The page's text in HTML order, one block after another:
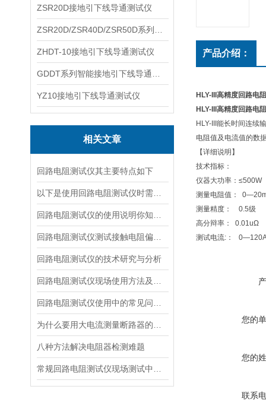
ZSR20D接地引下线导通测试仪
ZHDT-10接地引下线导通测试仪
YZ10接地引下线导通测试仪
相关文章
回路电阻测试仪其主要特点如下
回路电阻测试仪的技术研究与分析
八种方法解决电阻器检测难题
产品介绍：
HLY-III高精度回路电
HLY-III高精度回路电
HLY-III能长时间连续
电阻值及电流值的数
【详细说明】
技术指标：
仪器大功率：≤500W
测量电阻值：
测量精度： 0.5级
高分辩率： 0.01uΩ
测试电流:：
您的
您的
联系